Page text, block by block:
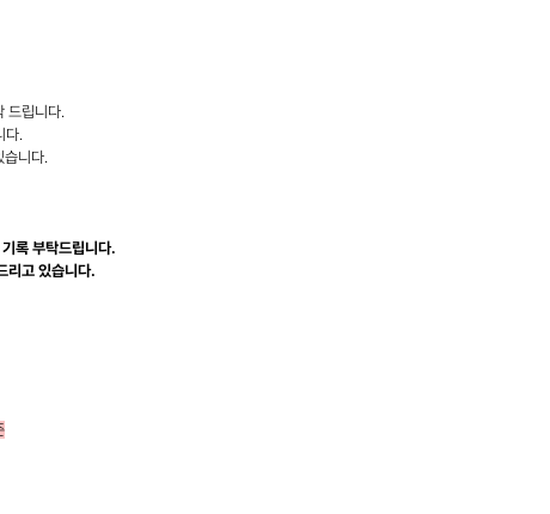
드립니다.
다.
습니다.
록 부탁드립니다.
리고 있습니다.